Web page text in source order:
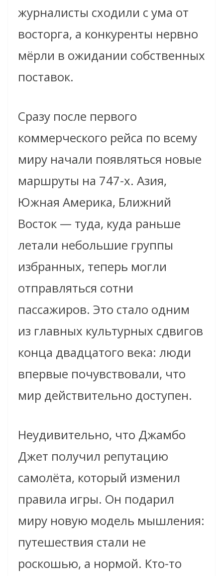
журналисты сходили с ума от
восторга, а конкуренты нервно
мёрли в ожидании собственных
поставок.
Сразу после первого
коммерческого рейса по всему
миру начали появляться новые
маршруты на 747-х. Азия,
Южная Америка, Ближний
Восток — туда, куда раньше
летали небольшие группы
избранных, теперь могли
отправляться сотни
пассажиров. Это стало одним
из главных культурных сдвигов
конца двадцатого века: люди
впервые почувствовали, что
мир действительно доступен.
Неудивительно, что Джамбо
Джет получил репутацию
самолёта, который изменил
правила игры. Он подарил
миру новую модель мышления:
путешествия стали не
роскошью, а нормой. Кто-то